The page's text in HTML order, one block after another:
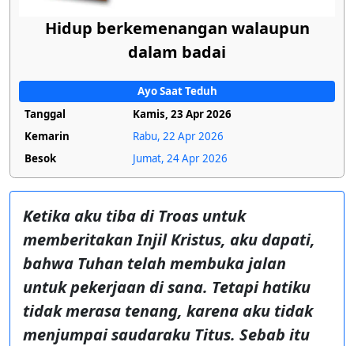
Hidup berkemenangan walaupun
dalam badai
Ayo Saat Teduh
Tanggal
Kamis, 23 Apr 2026
Kemarin
Rabu, 22 Apr 2026
Besok
Jumat, 24 Apr 2026
Ketika aku tiba di Troas untuk
memberitakan Injil Kristus, aku dapati,
bahwa Tuhan telah membuka jalan
untuk pekerjaan di sana. Tetapi hatiku
tidak merasa tenang, karena aku tidak
menjumpai saudaraku Titus. Sebab itu